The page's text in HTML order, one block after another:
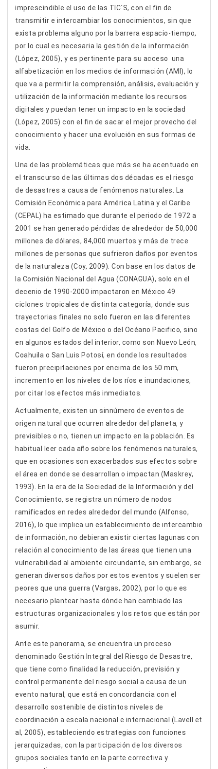
imprescindible el uso de las TIC´S, con el fin de
transmitir e intercambiar los conocimientos, sin que
exista problema alguno por la barrera espacio-tiempo,
por lo cual es necesaria la gestión de la información
(López, 2005), y es pertinente para su acceso una
alfabetización en los medios de información (AMI), lo
que va a permitir la comprensión, análisis, evaluación y
utilización de la información mediante los recursos
digitales y puedan tener un impacto en la sociedad
(López, 2005) con el fin de sacar el mejor provecho del
conocimiento y hacer una evolución en sus formas de
vida.
Una de las problemáticas que más se ha acentuado en
el transcurso de las últimas dos décadas es el riesgo
de desastres a causa de fenómenos naturales. La
Comisión Económica para América Latina y el Caribe
(CEPAL) ha estimado que durante el periodo de 1972 a
2001 se han generado pérdidas de alrededor de 50,000
millones de dólares, 84,000 muertos y más de trece
millones de personas que sufrieron daños por eventos
de la naturaleza (Coy, 2009). Con base en los datos de
la Comisión Nacional del Agua (CONAGUA), solo en el
decenio de 1990-2000 impactaron en México 49
ciclones tropicales de distinta categoría, donde sus
trayectorias finales no solo fueron en las diferentes
costas del Golfo de México o del Océano Pacifico, sino
en algunos estados del interior, como son Nuevo León,
Coahuila o San Luis Potosí, en donde los resultados
fueron precipitaciones por encima de los 50 mm,
incremento en los niveles de los ríos e inundaciones,
por citar los efectos más inmediatos.
Actualmente, existen un sinnúmero de eventos de
origen natural que ocurren alrededor del planeta, y
previsibles o no, tienen un impacto en la población. Es
habitual leer cada año sobre los fenómenos naturales,
que en ocasiones son exacerbados sus efectos sobre
el área en donde se desarrollan o impactan (Maskrey,
1993). En la era de la Sociedad de la Información y del
Conocimiento, se registra un número de nodos
ramificados en redes alrededor del mundo (Alfonso,
2016), lo que implica un establecimiento de intercambio
de información, no debieran existir ciertas lagunas con
relación al conocimiento de las áreas que tienen una
vulnerabilidad al ambiente circundante, sin embargo, se
generan diversos daños por estos eventos y suelen ser
peores que una guerra (Vargas, 2002), por lo que es
necesario plantear hasta dónde han cambiado las
estructuras organizacionales y los retos que están por
asumir.
Ante este panorama, se encuentra un proceso
denominado Gestión Integral del Riesgo de Desastre,
que tiene como finalidad la reducción, previsión y
control permanente del riesgo social a causa de un
evento natural, que está en concordancia con el
desarrollo sostenible de distintos niveles de
coordinación a escala nacional e internacional (Lavell et
al, 2005), estableciendo estrategias con funciones
jerarquizadas, con la participación de los diversos
grupos sociales tanto en la parte correctiva y